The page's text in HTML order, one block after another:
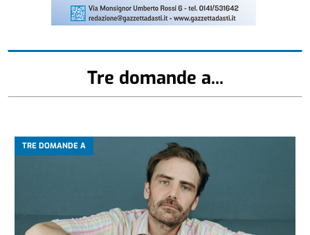
Tre domande a...
TRE DOMANDE A